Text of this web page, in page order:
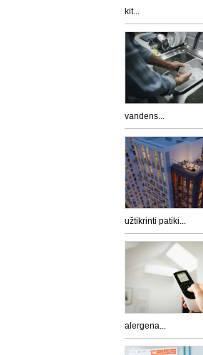
kit...
vandens...
užtikrinti patiki...
alergena...